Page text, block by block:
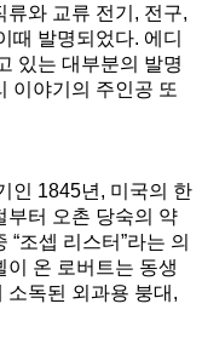
류와 교류 전기, 전구,
때 발명되었다. 에디
있는 대부분의 발명
이야기의 주인공 또
인 1845년, 미국의 한
부터 오촌 당숙의 약
조셉 리스터”라는 의
온 로버트는 동생
소독된 외과용 붕대,